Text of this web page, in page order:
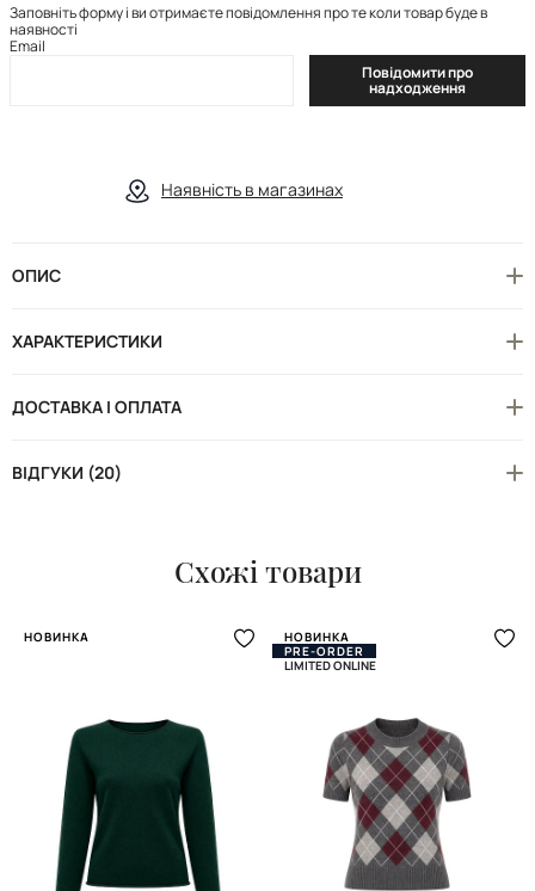
Заповніть форму і ви отримаєте повідомлення про те коли товар буде в
наявності
Email
Повідомити про
надходження
Наявність в магазинах
ОПИС
ХАРАКТЕРИСТИКИ
ДОСТАВКА І ОПЛАТА
ВІДГУКИ (20)
Схожі товари
НОВИНКА
НОВИНКА
PRE-ORDER
LIMITED ONLINE